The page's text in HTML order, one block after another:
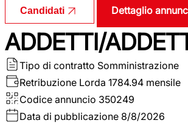
Candidati Dettaglio
ADDETTI/
Tipo di contratto Somministrazione
Retribuzione Lorda 1784.94 mensile
Codice annuncio 350249
Data di pubblicazione 8/8/2026